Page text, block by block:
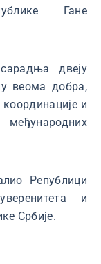
Гане
двеју
веома добра,
и
Републици
и
Србије.